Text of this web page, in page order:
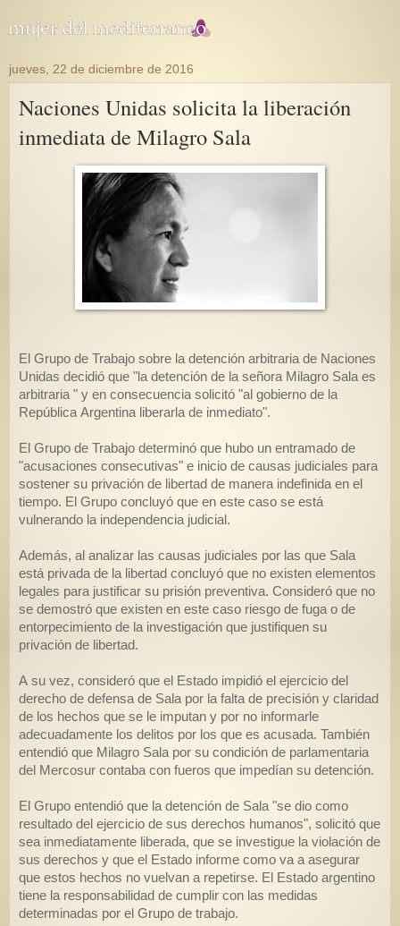
jueves, 22 de diciembre de 2016
Naciones Unidas solicita la liberación
inmediata de Milagro Sala
El Grupo de Trabajo sobre la detención arbitraria de Naciones
Unidas decidió que "la detención de la señora Milagro Sala es
arbitraria " y en consecuencia solicitó "al gobierno de la
República Argentina liberarla de inmediato".
El Grupo de Trabajo determinó que hubo un entramado de
"acusaciones consecutivas" e inicio de causas judiciales para
sostener su privación de libertad de manera indefinida en el
tiempo. El Grupo concluyó que en este caso se está
vulnerando la independencia judicial.
Además, al analizar las causas judiciales por las que Sala
está privada de la libertad concluyó que no existen elementos
legales para justificar su prisión preventiva. Consideró que no
se demostró que existen en este caso riesgo de fuga o de
entorpecimiento de la investigación que justifiquen su
privación de libertad.
A su vez, consideró que el Estado impidió el ejercicio del
derecho de defensa de Sala por la falta de precisión y claridad
de los hechos que se le imputan y por no informarle
adecuadamente los delitos por los que es acusada. También
entendió que Milagro Sala por su condición de parlamentaria
del Mercosur contaba con fueros que impedían su detención.
El Grupo entendió que la detención de Sala "se dio como
resultado del ejercicio de sus derechos humanos", solicitó que
sea inmediatamente liberada, que se investigue la violación de
sus derechos y que el Estado informe como va a asegurar
que estos hechos no vuelvan a repetirse. El Estado argentino
tiene la responsabilidad de cumplir con las medidas
determinadas por el Grupo de trabajo.